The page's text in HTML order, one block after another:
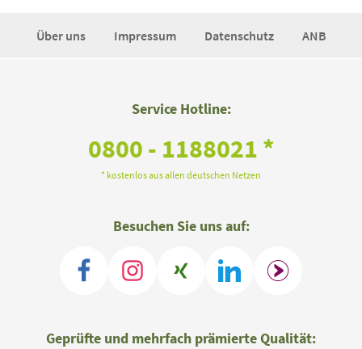
Über uns Impressum Datenschutz ANB
Service Hotline:
0800 - 1188021 *
* kostenlos aus allen deutschen Netzen
Besuchen Sie uns auf:
Geprüfte und mehrfach prämierte Qualität: